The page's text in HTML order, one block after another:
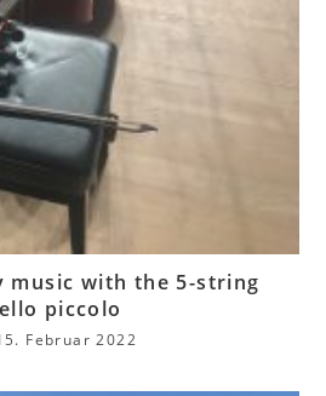
music with the 5-string
piccolo
Februar 2022